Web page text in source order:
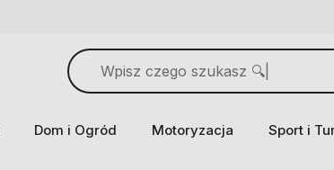
Dom i Ogród Motoryzacja Sport i